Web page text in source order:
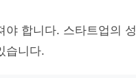
야 합니다. 스타트업의 성
습니다.